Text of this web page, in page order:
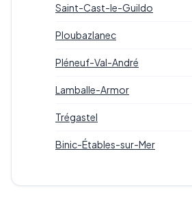
Saint-Cast-le-Guildo
Ploubazlanec
Pléneuf-Val-André
Lamballe-Armor
Trégastel
Binic-Étables-sur-Mer